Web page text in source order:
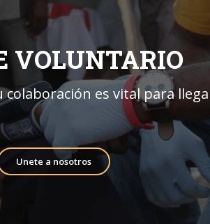
VOLUNTARIO
es vital para
Unete a nosotros